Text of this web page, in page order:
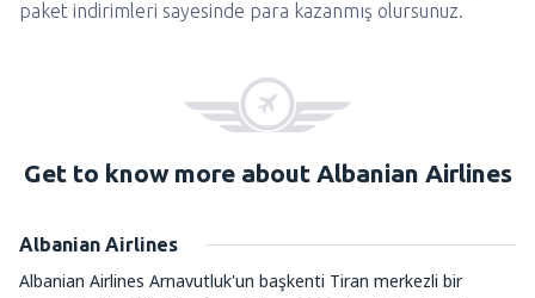
paket indirimleri sayesinde para kazanmış olursunuz.
Get to know more about Albanian Airlines
Albanian Airlines
Albanian Airlines Arnavutluk'un başkenti Tiran merkezli bir